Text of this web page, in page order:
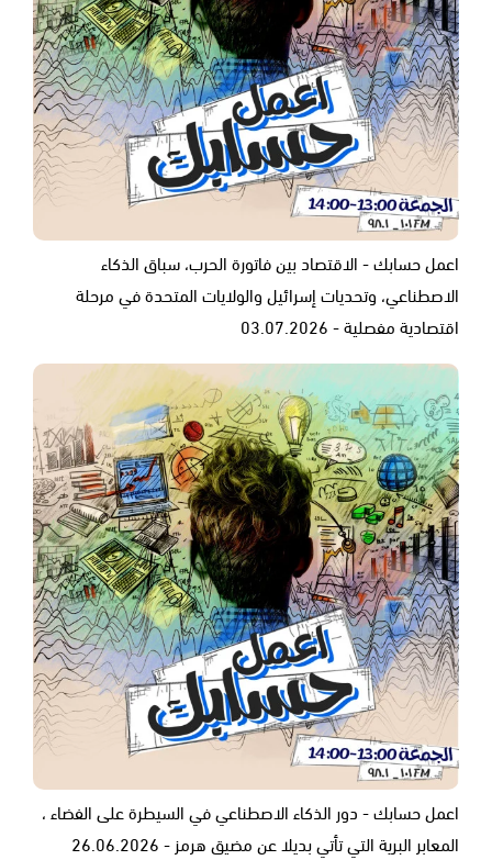
اعمل حسابك - الاقتصاد بين فاتورة الحرب، سباق الذكاء
الاصطناعي، وتحديات إسرائيل والولايات المتحدة في مرحلة
اقتصادية مفصلية - 03.07.2026
اعمل حسابك - دور الذكاء الاصطناعي في السيطرة على الفضاء ،
المعابر البرية التي تأتي بديلا عن مضيق هرمز - 26.06.2026